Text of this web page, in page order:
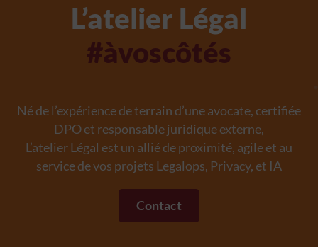
L’atelier Légal
#àvoscôtés
Né de l’expérience de terrain d’une avocate, certifiée
DPO et responsable juridique externe,
L’atelier Légal est un allié de proximité, agile et au
service de vos projets Legalops, Privacy, et IA
Contact